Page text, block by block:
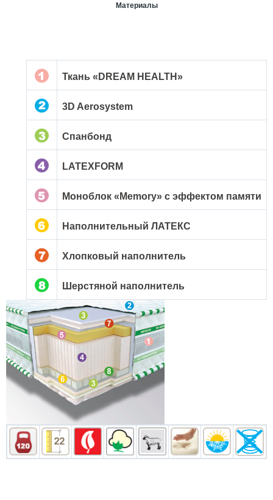
Материалы
Ткань «DREAM HEALTH»
3D Aerosystem
Спанбонд
LATEXFORM
Моноблок «Memory» с эффектом памяти
Наполнительный ЛАТЕКС
Хлопковый наполнитель
Шерстяной наполнитель